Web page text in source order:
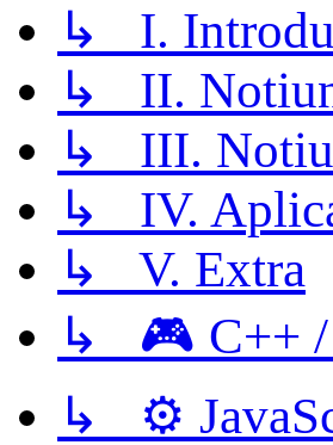
↳ I.
↳ II.
↳ III.
↳ IV.
↳ V. Extra
↳ 🎮 C++ /
↳ ⚙️